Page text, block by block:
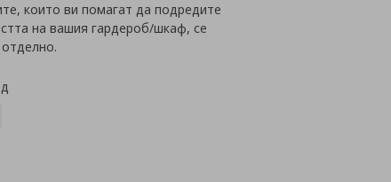
които ви помагат да подредите
на вашия гардероб/шкаф, се